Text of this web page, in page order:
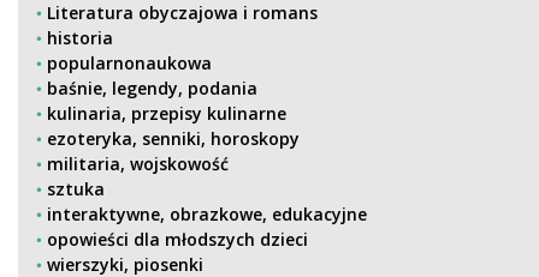
Literatura obyczajowa i romans
historia
popularnonaukowa
baśnie, legendy, podania
kulinaria, przepisy kulinarne
ezoteryka, senniki, horoskopy
militaria, wojskowość
sztuka
interaktywne, obrazkowe, edukacyjne
opowieści dla młodszych dzieci
wierszyki, piosenki